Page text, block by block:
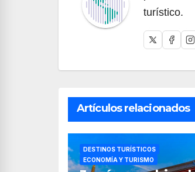
turístico.
Artículos relacionados
DESTINOS TURÍSTICOS
ECONOMÍA Y TURISMO